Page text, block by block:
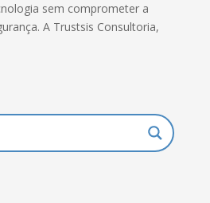
sem comprometer a
A Trustsis Consultoria,